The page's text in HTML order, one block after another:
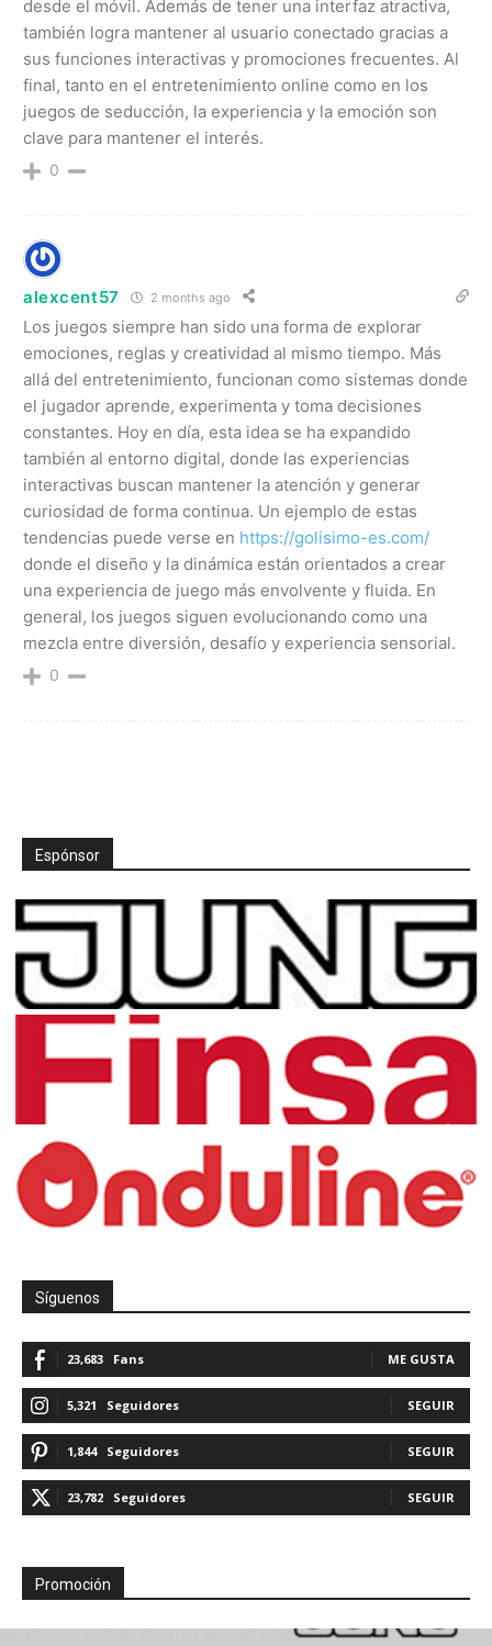
desde el móvil. Además de tener una interfaz atractiva,
también logra mantener al usuario conectado gracias a
sus funciones interactivas y promociones frecuentes. Al
final, tanto en el entretenimiento online como en los
juegos de seducción, la experiencia y la emoción son
clave para mantener el interés.
0
alexcent57 2 months ago
Los juegos siempre han sido una forma de explorar
emociones, reglas y creatividad al mismo tiempo. Más
allá del entretenimiento, funcionan como sistemas donde
el jugador aprende, experimenta y toma decisiones
constantes. Hoy en día, esta idea se ha expandido
también al entorno digital, donde las experiencias
interactivas buscan mantener la atención y generar
curiosidad de forma continua. Un ejemplo de estas
tendencias puede verse en https://golisimo-es.com/
donde el diseño y la dinámica están orientados a crear
una experiencia de juego más envolvente y fluida. En
general, los juegos siguen evolucionando como una
mezcla entre diversión, desafío y experiencia sensorial.
0
Espónsor
Síguenos
23,683 Fans ME GUSTA
5,321 Seguidores SEGUIR
1,844 Seguidores SEGUIR
23,782 Seguidores SEGUIR
Promoción